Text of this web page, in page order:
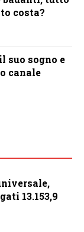
costa?
suo sogno e
canale
13.153,9